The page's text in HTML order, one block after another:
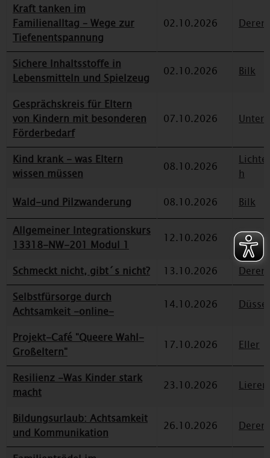
Kraft tanken im
Familienalltag – Wege zur
Tiefenentspannung
02.10.2026
Sichere Inhaltsstoffe in
Lebensmitteln und Spielzeug
02.10.2026 Bilk
Gesprächskreis für Eltern
von Kindern mit besonderen
Förderbedarf
07.10.2026
Kind krank - was Eltern
wissen müssen
08.10.2026
h
Wald-und Pilzwanderung
08.10.2026
Bilk
Allgemeiner Integrationskurs
13318-NW-201 Modul 1
12.10.2026
Schmeckt nicht, gibt´s nicht? 13.10.2026
Selbstfürsorge durch
Achtsamkeit -online-
14.10.2026
Projekt-Café "Queere Wahl-
Großeltern"
17.10.2026 Eller
Resilienz -Was Kinder stark
macht
23.10.2026
Bildungsurlaub: Achtsamkeit
und Kommunikation
26.10.2026